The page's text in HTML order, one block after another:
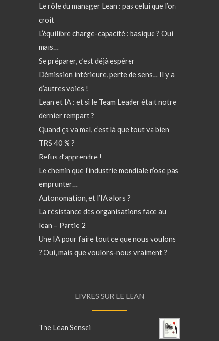
Le rôle du manager Lean : pas celui que l’on
croit
L’équilibre charge-capacité : basique ? Oui
mais…
Se préparer, c’est déjà espérer
Démission intérieure, perte de sens… Il y a
d’autres voies !
Lean et IA : et si le Team Leader était notre
dernier rempart ?
Quand ça va mal, c’est là que tout va bien
TRS 40 % ?
Refus d’apprendre !
Le chemin que l’industrie mondiale n’ose pas
emprunter…
Autonomation, et l’IA alors ?
La résistance des organisations face au
lean – Partie 2
Une IA pour faire tout ce que nous voulons
? Oui, mais que voulons-nous vraiment ?
LIVRES SUR LE LEAN
The Lean Sensei